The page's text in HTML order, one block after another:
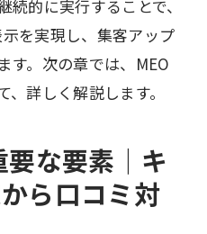
的に実行することで、
を実現し、集客アップ
す。次の章では、MEO
詳しく解説します。
な要素｜キ
ら口コミ対